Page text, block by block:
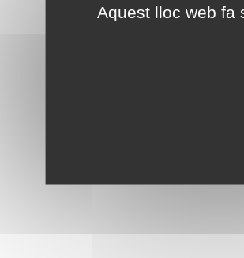
Aquest lloc web fa